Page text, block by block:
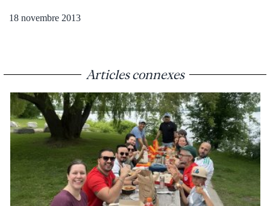
18 novembre 2013
Articles connexes